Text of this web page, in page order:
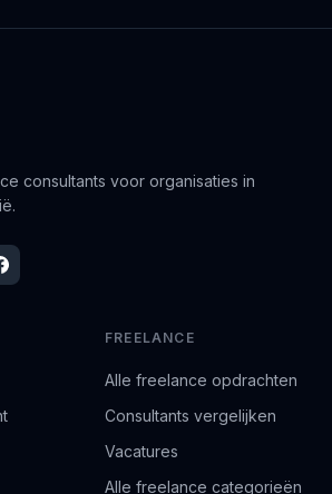
consultants voor organisaties in
FREELANCE
Alle freelance opdrachten
Consultants vergelijken
Vacatures
Alle freelance categorieën